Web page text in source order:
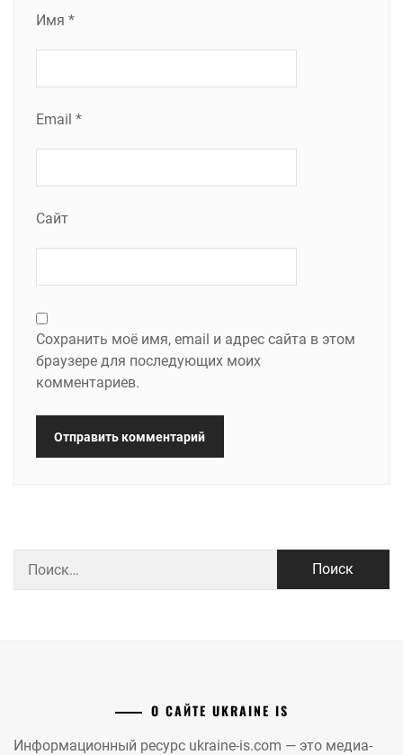
Имя *
Email *
Сайт
Сохранить моё имя, email и адрес сайта в этом
браузере для последующих моих
комментариев.
О САЙТЕ UKRAINE IS
Информационный ресурс ukraine-is.com — это медиа-